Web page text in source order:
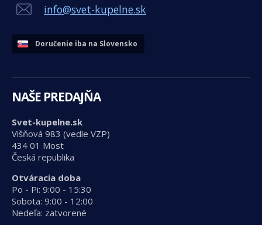
info@svet-kupelne.sk
Doručenie iba na Slovensko
NAŠE PREDAJŇA
Svet-kupelne.sk
Višňová 983 (vedle VZP)
434 01 Most
Česká republika
Otváracia doba
Po - Pi: 9:00 - 15:30
Sobota: 9:00 - 12:00
Nedeľa: zatvorené